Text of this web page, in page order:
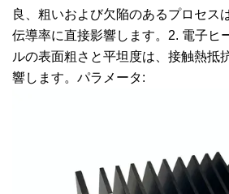
良、粗いおよび欠陥のあるプロセス
伝導率に直接影響します。2. 電子ヒ
ルの表面粗さと平坦度は、接触熱抵
響します。パラメータ: